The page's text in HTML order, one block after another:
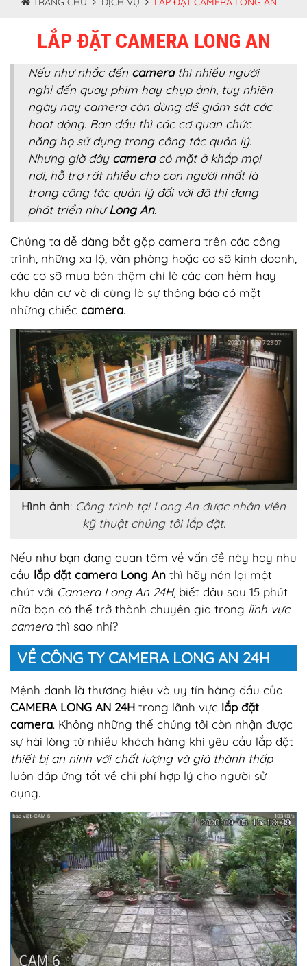
LẮP ĐẶT CAMERA LONG AN
Nếu như nhắc đến camerathì nhiều người
nghỉ đến quay phim hay chụp ảnh, tuy nhiên
ngày nay camera còn dùng để giám sát các
hoạt động. Ban đầu thì các cơ quan chức
năng họ sử dụng trong công tác quản lý.
Nhưng giờ đây cameracó mặt ở khắp mọi
nơi, hỗ trợ rất nhiều cho con ngườinhất là
trong công tác quản lý đối với đô thị đang
phát triển nhưLong An.
Chúng ta dễ dàng bắt gặp camera trên các công
trình, những xa lộ, văn phòng hoặc cơ sỡ kinh doanh,
các cơ sỡ mua bán thậm chí là các con hẻm hay
khu dân cư và đi cùng là sự thông báo có mặt
những chiếc camera.
Hình ảnh: Công trình tại Long An được nhân viên
kỹ thuật chúng tôi lắp đặt.
Nếu như bạn đang quan tâm về vấn đề này hay nhu
cầu lắp đặt camera Long An thì hãy nán lại một
chút với Camera Long An 24H, biết đâu sau 15 phút
nữa bạn có thể trở thành chuyên gia trong lĩnh vực
camerathì sao nhỉ?
VỀ CÔNG TY CAMERA LONG AN 24H
Mệnh danh là thương hiệu và uy tín hàng đầu của
CAMERA LONG AN 24H trong lãnh vực lắp đặt
camera. Không những thế chúng tôi còn nhận được
sự hài lòng từ nhiều khách hàng khi yêu cầu lắp đặt
thiết bị an ninh với chất lượng và giá thành thấp
luôn đáp ứng tốt về chi phí hợp lý cho người sử
dụng.